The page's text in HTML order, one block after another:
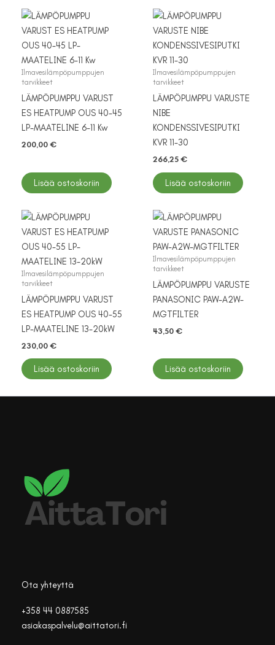
Ilmavesilämpöpumppujen
tarvikkeet
LÄMPÖPUMPPU VARUST
ES HEATPUMP OUS 40-45
LP-MAATELINE 6-11 Kw
200,00 €
Lisää ostoskoriin
Ilmavesilämpöpumppujen
tarvikkeet
LÄMPÖPUMPPU VARUSTE
NIBE
KONDENSSIVESIPUTKI
KVR 11-30
266,25 €
Lisää ostoskoriin
Ilmavesilämpöpumppujen
tarvikkeet
LÄMPÖPUMPPU VARUST
ES HEATPUMP OUS 40-55
LP-MAATELINE 13-20kW
230,00 €
Lisää ostoskoriin
Ilmavesilämpöpumppujen
tarvikkeet
LÄMPÖPUMPPU VARUSTE
PANASONIC PAW-A2W-
MGTFILTER
43,50 €
Lisää ostoskoriin
Ota yhteyttä
+358 44 0887585
asiakaspalvelu@aittatori.fi